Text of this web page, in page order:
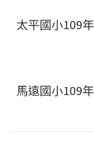
太平國小109
馬遠國小109